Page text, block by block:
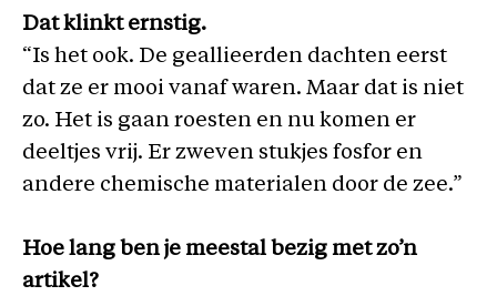
Dat klinkt ernstig.
“Is het ook. De geallieerden dachten eerst
dat ze er mooi vanaf waren. Maar dat is niet
zo. Het is gaan roesten en nu komen er
deeltjes vrij. Er zweven stukjes fosfor en
andere chemische materialen door de zee.”
Hoe lang ben je meestal bezig met zo’n
artikel?